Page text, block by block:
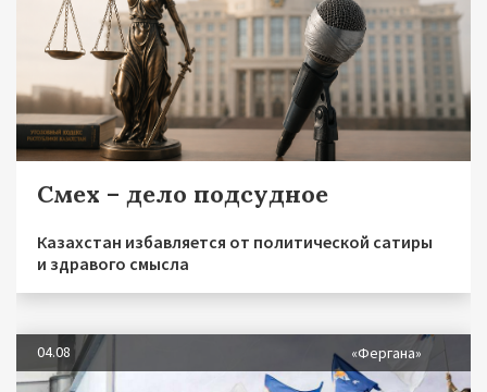
Смех – дело подсудное
Казахстан избавляется от политической сатиры
и здравого смысла
04.08 «Фергана»